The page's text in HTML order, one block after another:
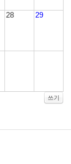
28 29
쓰기